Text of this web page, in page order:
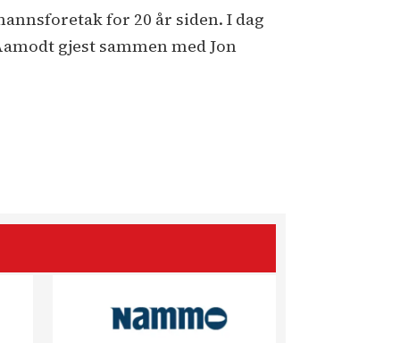
for 20 år siden. I dag
gjest sammen med Jon